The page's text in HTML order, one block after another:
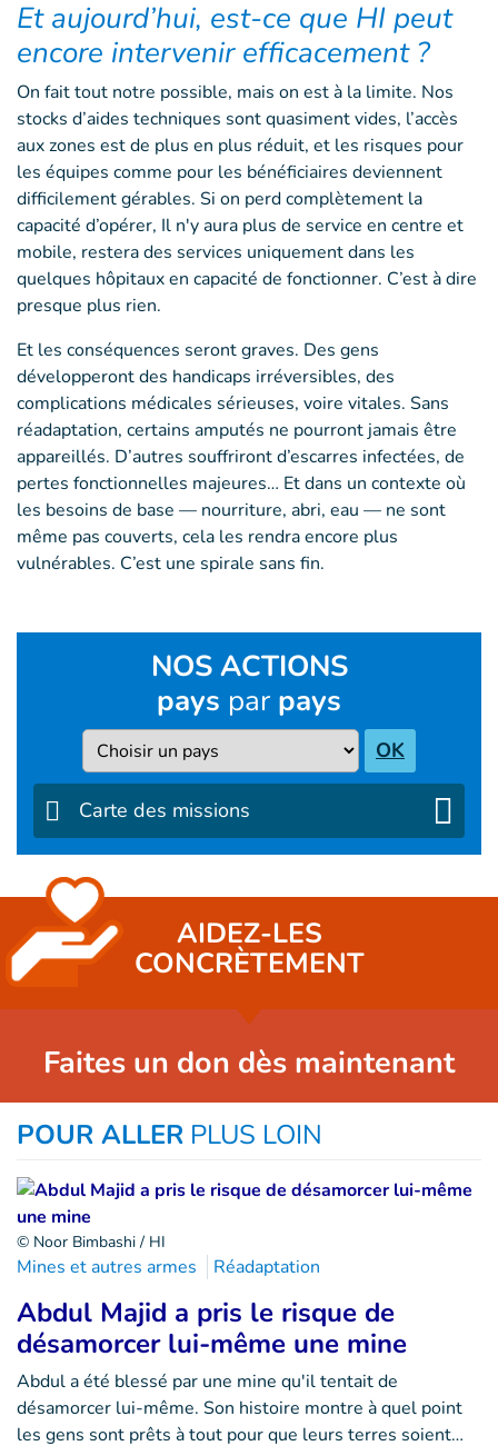
Et aujourd’hui, est-ce que HI peut
encore intervenir efficacement ?
On fait tout notre possible, mais on est à la limite. Nos
stocks d’aides techniques sont quasiment vides, l’accès
aux zones est de plus en plus réduit, et les risques pour
les équipes comme pour les bénéficiaires deviennent
difficilement gérables. Si on perd complètement la
capacité d’opérer, Il n'y aura plus de service en centre et
mobile, restera des services uniquement dans les
quelques hôpitaux en capacité de fonctionner. C’est à dire
presque plus rien.
Et les conséquences seront graves. Des gens
développeront des handicaps irréversibles, des
complications médicales sérieuses, voire vitales. Sans
réadaptation, certains amputés ne pourront jamais être
appareillés. D’autres souffriront d’escarres infectées, de
pertes fonctionnelles majeures… Et dans un contexte où
les besoins de base — nourriture, abri, eau — ne sont
même pas couverts, cela les rendra encore plus
vulnérables. C’est une spirale sans fin.
NOS ACTIONS
pays par pays
Pays OK
Carte des missions
AIDEZ-LES
CONCRÈTEMENT
Faites un don dès maintenant
POUR ALLER PLUS LOIN
© Noor Bimbashi / HI
Mines et autres armes Réadaptation
Abdul Majid a pris le risque de
désamorcer lui-même une mine
Abdul a été blessé par une mine qu'il tentait de
désamorcer lui-même. Son histoire montre à quel point
les gens sont prêts à tout pour que leurs terres soient…